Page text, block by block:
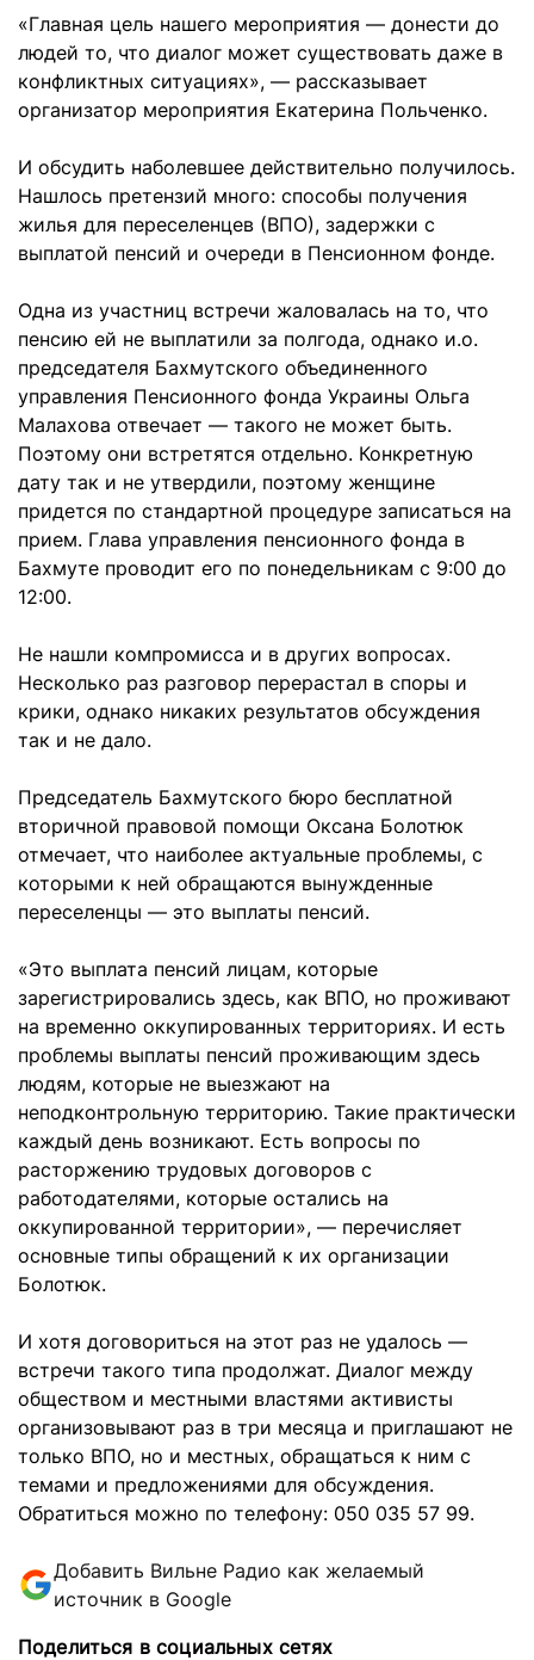
«Главная цель нашего мероприятия — донести до
людей то, что диалог может существовать даже в
конфликтных ситуациях», — рассказывает
организатор мероприятия Екатерина Польченко.
И обсудить наболевшее действительно получилось.
Нашлось претензий много: способы получения
жилья для переселенцев (ВПО), задержки с
выплатой пенсий и очереди в Пенсионном фонде.
Одна из участниц встречи жаловалась на то, что
пенсию ей не выплатили за полгода, однако и.о.
председателя Бахмутского объединенного
управления Пенсионного фонда Украины Ольга
Малахова отвечает — такого не может быть.
Поэтому они встретятся отдельно. Конкретную
дату так и не утвердили, поэтому женщине
придется по стандартной процедуре записаться на
прием. Глава управления пенсионного фонда в
Бахмуте проводит его по понедельникам с 9:00 до
12:00.
Не нашли компромисса и в других вопросах.
Несколько раз разговор перерастал в споры и
крики, однако никаких результатов обсуждения
так и не дало.
Председатель Бахмутского бюро бесплатной
вторичной правовой помощи Оксана Болотюк
отмечает, что наиболее актуальные проблемы, с
которыми к ней обращаются вынужденные
переселенцы — это выплаты пенсий.
«Это выплата пенсий лицам, которые
зарегистрировались здесь, как ВПО, но проживают
на временно оккупированных территориях. И есть
проблемы выплаты пенсий проживающим здесь
людям, которые не выезжают на
неподконтрольную территорию. Такие практически
каждый день возникают. Есть вопросы по
расторжению трудовых договоров с
работодателями, которые остались на
оккупированной территории», — перечисляет
основные типы обращений к их организации
Болотюк.
И хотя договориться на этот раз не удалось —
встречи такого типа продолжат. Диалог между
обществом и местными властями активисты
организовывают раз в три месяца и приглашают не
только ВПО, но и местных, обращаться к ним с
темами и предложениями для обсуждения.
Обратиться можно по телефону: 050 035 57 99.
Добавить Вильне Радио как желаемый
источник в Google
Поделиться в социальных сетях